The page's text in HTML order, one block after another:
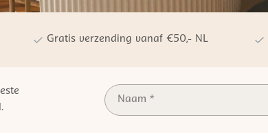
Gratis verzending vanaf €50,- NL